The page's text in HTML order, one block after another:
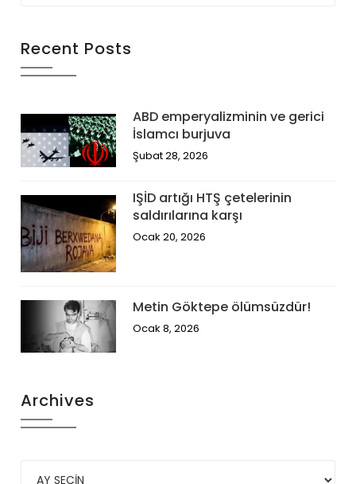
Recent Posts
ABD emperyalizminin ve gerici
İslamcı burjuva
Şubat 28, 2026
IŞİD artığı HTŞ çetelerinin
saldırılarına karşı
Ocak 20, 2026
Metin Göktepe ölümsüzdür!
Ocak 8, 2026
Archives